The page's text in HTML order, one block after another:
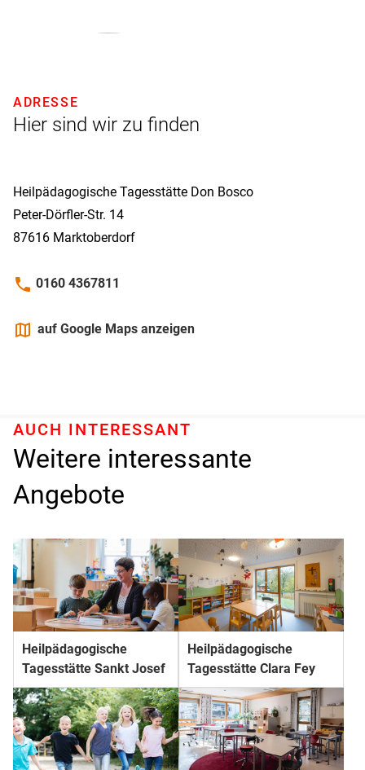
Hier sind wir zu finden
ADRESSE
Heilpädagogische Tagesstätte Don Bosco
Peter-Dörfler-Str. 14
87616 Marktoberdorf
phone 0160 4367811
mapsauf Google Maps anzeigen
Weitere interessante
Angebote
AUCH INTERESSANT
Heilpädagogische
Tagesstätte Sankt Josef
Heilpädagogische
Tagesstätte Clara Fey